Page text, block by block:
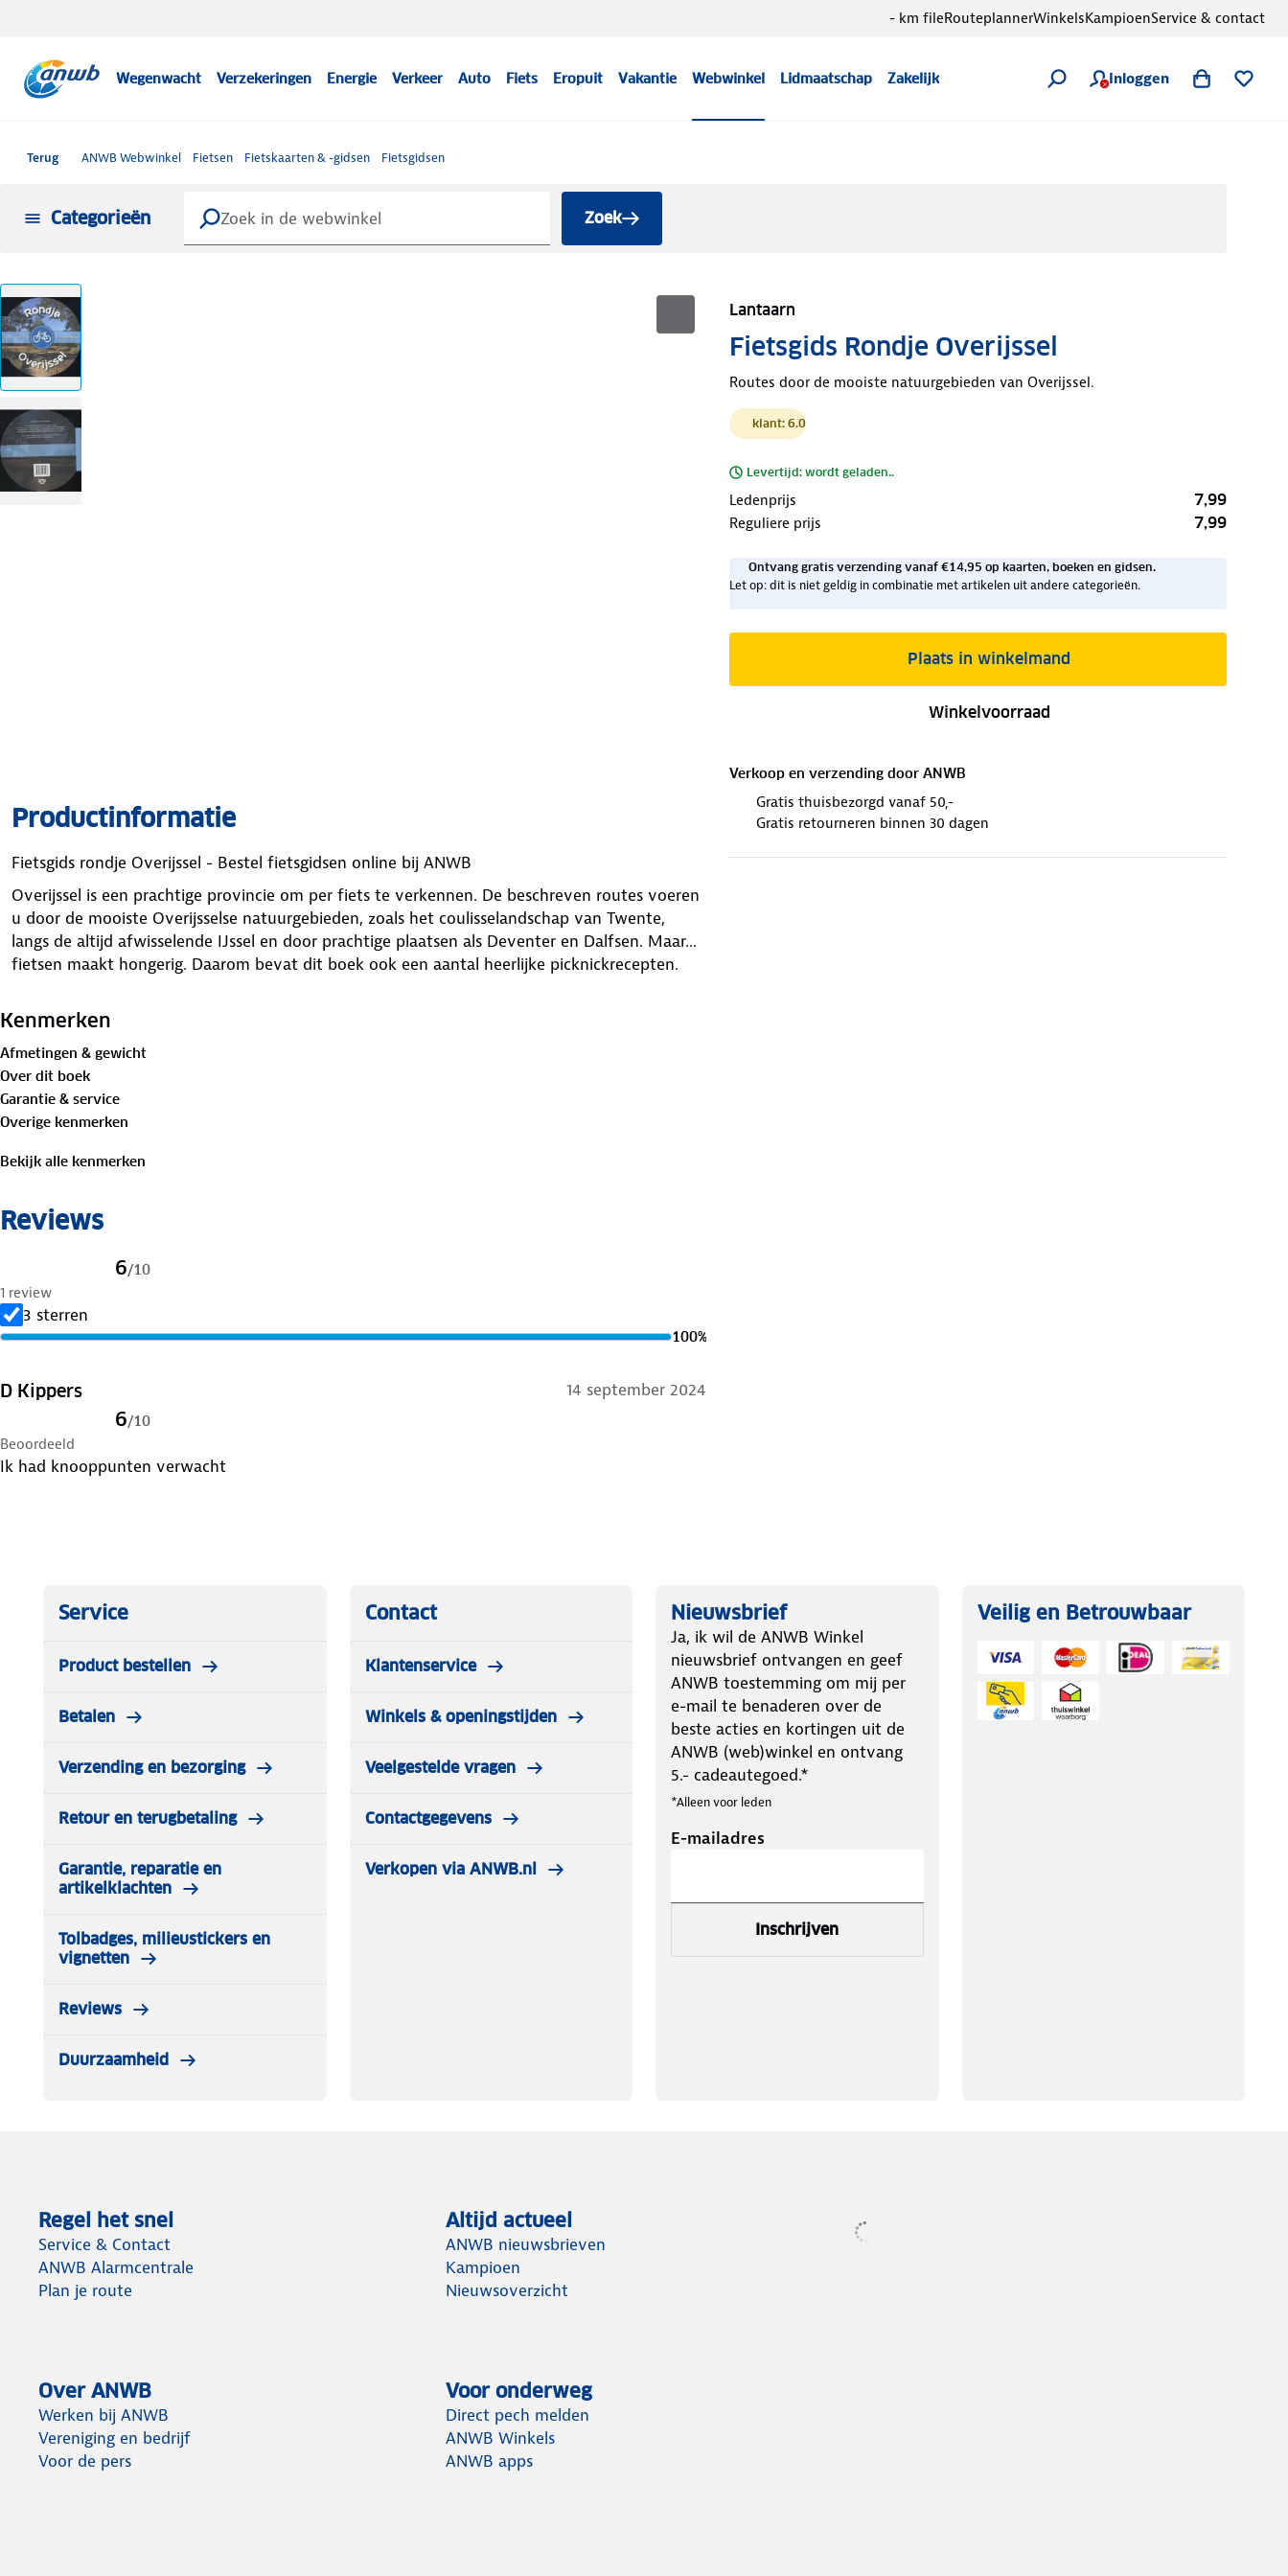
Wegenwacht Verzekeringen Energie Verkeer Auto Fiets Eropuit Vakantie Webwinkel Lidmaatschap Zakelijk Inloggen
- km fileRouteplannerWinkelsKampioenService & contact
Terug ANWB Webwinkel Fietsen Fietskaarten & -gidsen Fietsgidsen
Categorieën Zoek
Lantaarn
Fietsgids Rondje Overijssel
Routes door de mooiste natuurgebieden van Overijssel.
klant: 6.0
Levertijd: wordt geladen..
Ledenprijs 7,99
Reguliere prijs 7,99
Ontvang gratis verzending vanaf €14,95 op kaarten, boeken en gidsen.
Let op: dit is niet geldig in combinatie met artikelen uit andere categorieën.
Plaats in winkelmand
Winkelvoorraad
Verkoop en verzending door ANWB
Gratis thuisbezorgd vanaf 50,-
Gratis retourneren binnen 30 dagen
Productinformatie
Fietsgids rondje Overijssel - Bestel fietsgidsen online bij ANWB
Overijssel is een prachtige provincie om per fiets te verkennen. De beschreven routes voeren
u door de mooiste Overijsselse natuurgebieden, zoals het coulisselandschap van Twente,
langs de altijd afwisselende IJssel en door prachtige plaatsen als Deventer en Dalfsen. Maar...
fietsen maakt hongerig. Daarom bevat dit boek ook een aantal heerlijke picknickrecepten.
Kenmerken
Afmetingen & gewicht
Over dit boek
Garantie & service
Overige kenmerken
Bekijk alle kenmerken
Reviews
6/10
1 review
3 sterren
100%
D Kippers 14 september 2024
6/10
Beoordeeld
Ik had knooppunten verwacht
Service
Product bestellen
Betalen
Verzending en bezorging
Retour en terugbetaling
Garantie, reparatie en
artikelklachten
Tolbadges, milieustickers en
vignetten
Reviews
Duurzaamheid
Contact
Klantenservice
Winkels & openingstijden
Veelgestelde vragen
Contactgegevens
Verkopen via ANWB.nl
Nieuwsbrief
Ja, ik wil de ANWB Winkel
nieuwsbrief ontvangen en geef
ANWB toestemming om mij per
e-mail te benaderen over de
beste acties en kortingen uit de
ANWB (web)winkel en ontvang
5.- cadeautegoed.*
*Alleen voor leden
E-mailadres
Inschrijven
Veilig en Betrouwbaar
Regel het snel
Service & Contact
ANWB Alarmcentrale
Plan je route
Altijd actueel
ANWB nieuwsbrieven
Kampioen
Nieuwsoverzicht
Over ANWB
Werken bij ANWB
Vereniging en bedrijf
Voor de pers
Voor onderweg
Direct pech melden
ANWB Winkels
ANWB apps